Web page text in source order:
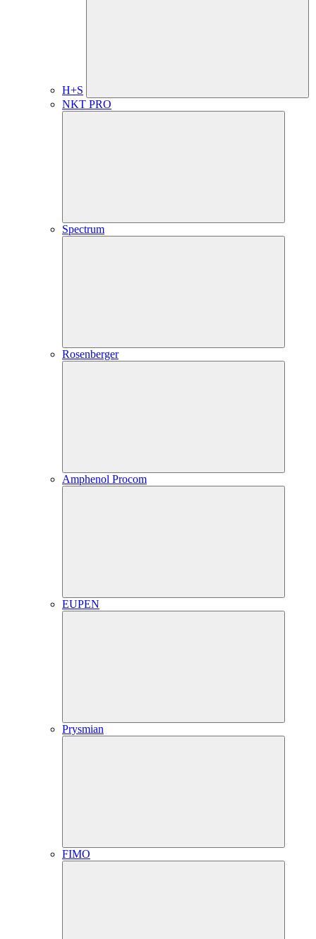
H+S
NKT PRO
Spectrum
Rosenberger
Amphenol Procom
EUPEN
Prysmian
FIMO